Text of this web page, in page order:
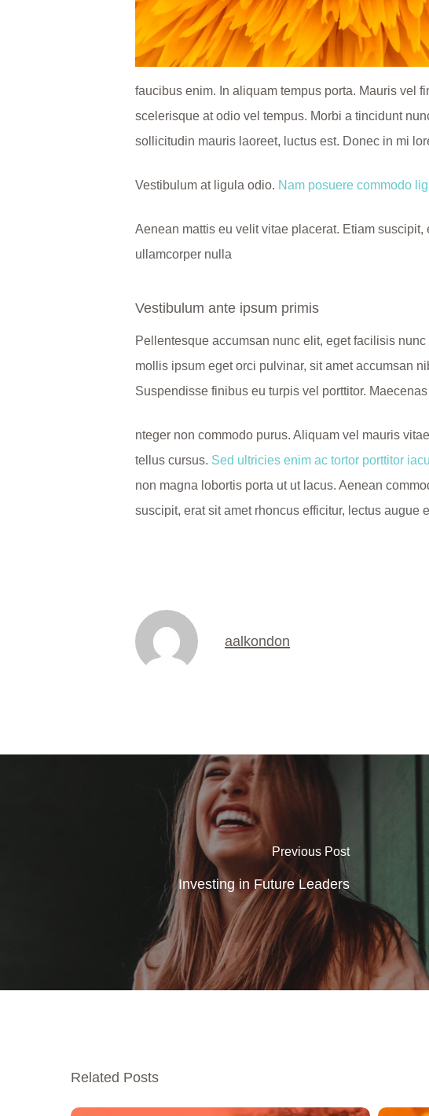
faucibus enim. In aliquam tempus porta. Mauris vel
scelerisque at odio vel tempus. Morbi a tincidunt
sollicitudin mauris laoreet, luctus est. Donec in mi
Vestibulum at ligula odio. Nam posuere commodo
Aenean mattis eu velit vitae placerat. Etiam
ullamcorper nulla
Vestibulum ante ipsum primis
Pellentesque accumsan nunc elit, eget facilisis
mollis ipsum eget orci pulvinar, sit amet accumsan
Suspendisse finibus eu turpis vel porttitor.
nteger non commodo purus. Aliquam vel mauris
tellus cursus. Sed ultricies enim ac tortor porttitor
non magna lobortis porta ut ut lacus. Aenean
suscipit, erat sit amet rhoncus efficitur, lectus
aalkondon
Previous Post
Investing in Future Leaders
Related Posts